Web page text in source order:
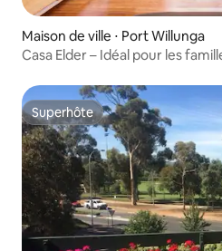
Maison de ville ⋅ Port Willunga
Casa Elder – Idéal pour les
Superhôte
Superhôte